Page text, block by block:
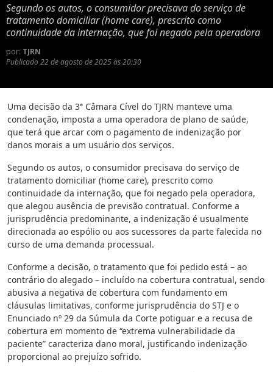
Segundo os autos, o consumidor precisava do serviço de
tratamento domiciliar (home care), prescrito como
continuidade da internação, que foi negado pela operadora
por: TJRN
Publicado 22 de agosto de 2025 às 20:30
Uma decisão da 3ª Câmara Cível do TJRN manteve uma
condenação, imposta a uma operadora de plano de saúde,
que terá que arcar com o pagamento de indenização por
danos morais a um usuário dos serviços.
Segundo os autos, o consumidor precisava do serviço de
tratamento domiciliar (home care), prescrito como
continuidade da internação, que foi negado pela operadora,
que alegou ausência de previsão contratual. Conforme a
jurisprudência predominante, a indenização é usualmente
direcionada ao espólio ou aos sucessores da parte falecida no
curso de uma demanda processual.
Conforme a decisão, o tratamento que foi pedido está – ao
contrário do alegado – incluído na cobertura contratual, sendo
abusiva a negativa de cobertura com fundamento em
cláusulas limitativas, conforme jurisprudência do STJ e o
Enunciado nº 29 da Súmula da Corte potiguar e a recusa de
cobertura em momento de “extrema vulnerabilidade da
paciente” caracteriza dano moral, justificando indenização
proporcional ao prejuízo sofrido.